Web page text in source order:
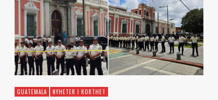
GUATEMALA NYHETER I KORTHET